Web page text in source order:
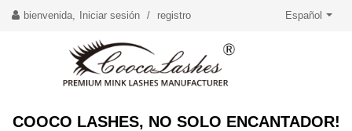
bienvenida, Iniciar sesión / registro Español
COOCO LASHES, NO SOLO ENCANTADOR!